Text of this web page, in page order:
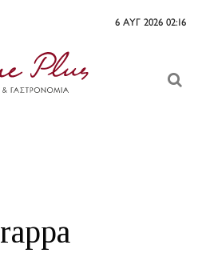
6 ΑΥΓ 2026 02:16